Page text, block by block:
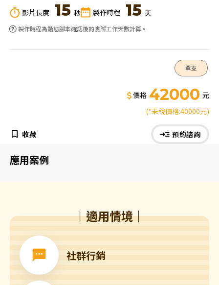
影片長度 15 秒 製作時程 15 天
製作時程為動態腳本確認後的實際工作天數計算。
應用案例
單支
價格 42000 元
(*未稅價格:40000元)
收藏 預約諮詢
｜適用情境｜
社群行銷